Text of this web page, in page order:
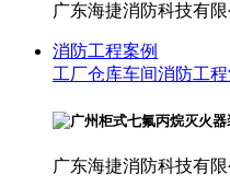
广东海捷消防科技有
消防工程案例
工厂仓库车间消防工程
广东海捷消防科技有